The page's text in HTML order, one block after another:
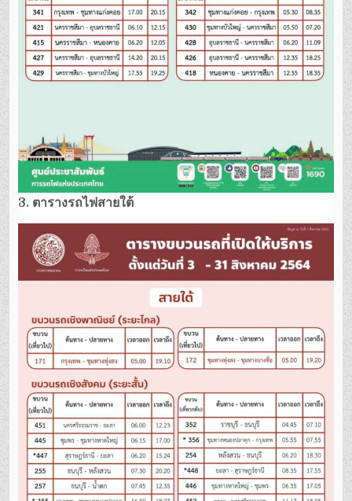
3. ตารางรถไฟสายใต้